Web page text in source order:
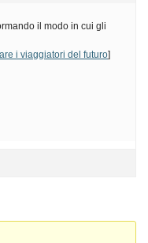
il modo in cui gli
i viaggiatori del futuro]